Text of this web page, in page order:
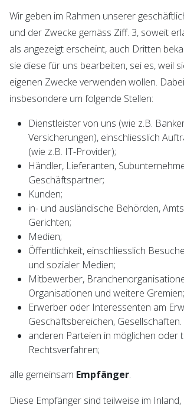
Wir geben im Rahmen unserer
und der Zwecke gemäss Ziff. 3, soweit
als angezeigt erscheint, auch Dritten
sie diese für uns bearbeiten, sei es, weil
eigenen Zwecke verwenden wollen.
insbesondere um folgende Stellen:
Dienstleister von uns (wie z.B.
Versicherungen), einschliesslich
(wie z.B. IT-Provider);
Händler, Lieferanten,
Geschäftspartner;
Kunden;
in- und ausländische Behörden,
Gerichten;
Medien;
Öffentlichkeit, einschliesslich
und sozialer Medien;
Mitbewerber,
Organisationen und weitere Gremien;
Erwerber oder Interessenten am
Geschäftsbereichen, Gesellschaften.
anderen Parteien in möglichen oder
Rechtsverfahren;
alle gemeinsam Empfänger.
Diese Empfänger sind teilweise im